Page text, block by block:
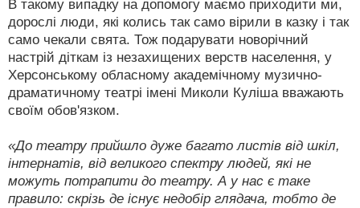
В такому випадку на допомогу маємо приходити ми,
дорослі люди, які колись так само вірили в казку і так
само чекали свята. Тож подарувати новорічний
настрій діткам із незахищених верств населення, у
Херсонському обласному академічному музично-
драматичному театрі імені Миколи Куліша вважають
своїм обов'язком.
«До театру прийшло дуже багато листів від шкіл,
інтернатів, від великого спектру людей, які не
можуть потрапити до театру. А у нас є таке
правило: скрізь де існує недобір глядача, тобто де